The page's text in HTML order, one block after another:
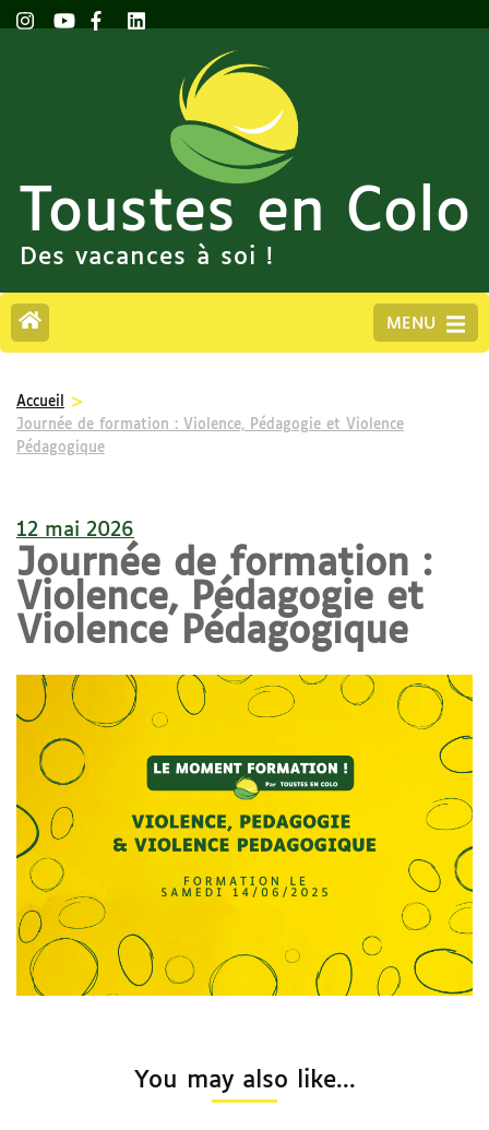
Toustes en Colo
Des vacances à soi !
MENU
Accueil >
Journée de formation : Violence, Pédagogie et Violence
Pédagogique
12 mai 2026
Journée de formation :
Violence, Pédagogie et
Violence Pédagogique
You may also like...